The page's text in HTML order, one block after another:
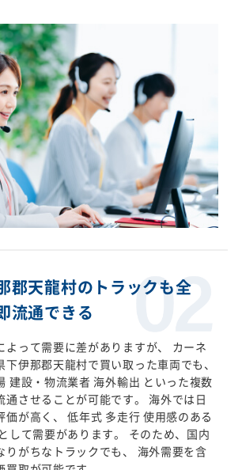
郡天龍村のトラックも全
流通できる
よって需要に差がありますが、 カーネ
下伊那郡天龍村で買い取った車両でも、
建設・物流業者 海外輸出 といった複数
通させることが可能です。 海外では日
価が高く、 低年式 多走行 使用感のある
して需要があります。 そのため、国内
りがちなトラックでも、 海外需要を含